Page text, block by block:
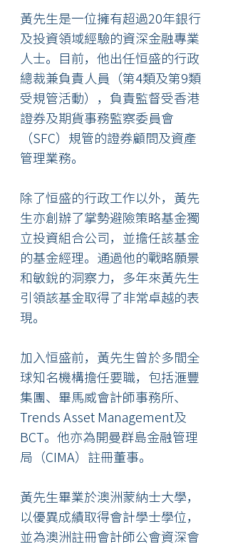
黃先生是一位擁有超過20年銀行
及投資領域經驗的資深金融專業
人士。目前，他出任恒盛的行政
總裁兼負責人員（第4類及第9類
受規管活動），負責監督受香港
證券及期貨事務監察委員會
（SFC）規管的證券顧問及資產
管理業務。
除了恒盛的行政工作以外，黃先
生亦創辦了掌勢避險策略基金獨
立投資組合公司，並擔任該基金
的基金經理。通過他的戰略願景
和敏銳的洞察力，多年來黃先生
引領該基金取得了非常卓越的表
現。
加入恒盛前，黃先生曾於多間全
球知名機構擔任要職，包括滙豐
集團、畢馬威會計師事務所、
Trends Asset Management及
BCT。他亦為開曼群島金融管理
局（CIMA）註冊董事。
黃先生畢業於澳洲蒙納士大學，
以優異成績取得會計學士學位，
並為澳洲註冊會計師公會資深會